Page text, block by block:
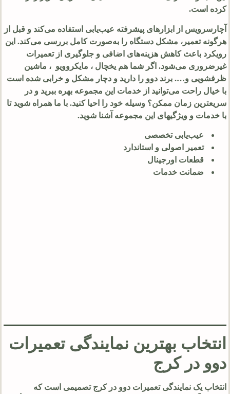
کرده است.
آچارسرویس از ابزارهای پیشرفته عیب‌یابی استفاده می‌کند و قبل از
هرگونه تعمیر، مشکل دستگاه را به‌صورت کامل بررسی می‌کند. این
رویکرد باعث کاهش هزینه‌های اضافی و جلوگیری از تعمیرات
غیرضروری می‌شود. اگر شما هم یخچال ، مایکروویو ، ماشین
ظرفشویی و…. برند دوو را دارید و دچار مشکل و خرابی شده است
با خیال راحت می‌توانید از خدمات این مجموعه بهره ببرید و در
سریعترین زمان ممکن؟ وسیله خود را احیا کنید. با ما همراه شوید تا
با خدمات و ویژگیهای این مجموعه آشنا شوید.
عیب‌یابی تخصصی
تعمیر اصولی و استاندارد
قطعات اورجینال
ضمانت خدمات
انتخاب بهترین نمایندگی تعمیرات
دوو در کرج
انتخاب یک نمایندگی تعمیرات دوو در کرج تصمیمی است که